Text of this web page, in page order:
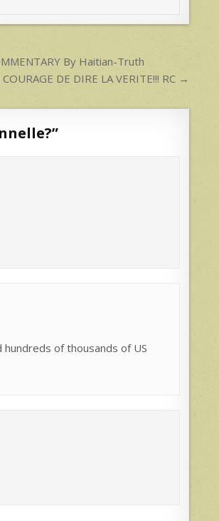
By Haitian-Truth
DE DIRE LA VERITE!!! RC →
”
of thousands of US